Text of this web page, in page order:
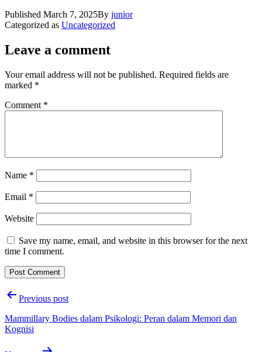
Published March 7, 2025By junior
Categorized as Uncategorized
Leave a comment
Your email address will not be published. Required fields are
marked *
Comment *
Name *
Email *
Website
Save my name, email, and website in this browser for the next
time I comment.
PostPrevious post
Mammillary Bodies dalam Psikologi: Peran dalam Memori dan
Kognisi